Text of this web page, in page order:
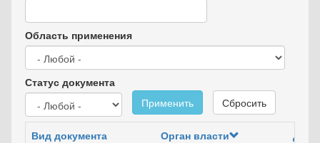
Область применения
Статус документа
Применить
Сбросить
Вид документа Орган власти
Дата